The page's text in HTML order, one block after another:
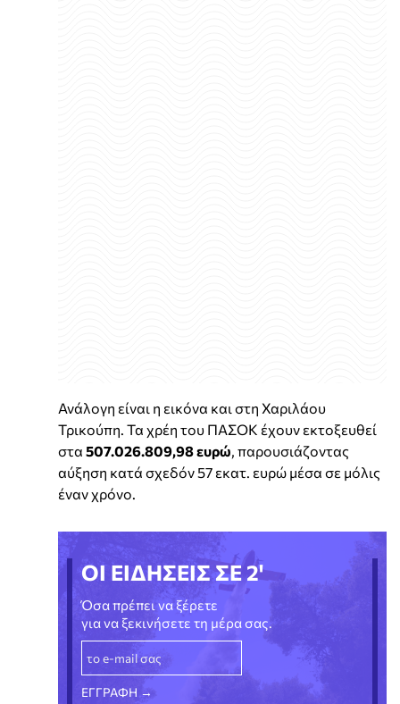
Ανάλογη είναι η εικόνα και στη Χαριλάου
Τρικούπη. Τα χρέη του ΠΑΣΟΚ έχουν εκτοξευθεί
στα 507.026.809,98 ευρώ , παρουσιάζοντας
αύξηση κατά σχεδόν 57 εκατ. ευρώ μέσα σε μόλις
έναν χρόνο.
ΟΙ ΕΙΔΗΣΕΙΣ ΣΕ 2'
Όσα πρέπει να ξέρετε
για να ξεκινήσετε τη μέρα σας.